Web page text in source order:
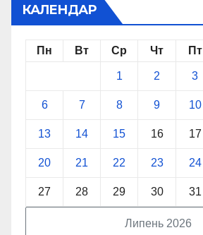
КАЛЕНДАР
Липень 2026
Пн Вт Ср Чт Пт
1 2 3
6 7 8 9 10
13 14 15 16 17
20 21 22 23 24
27 28 29 30 31